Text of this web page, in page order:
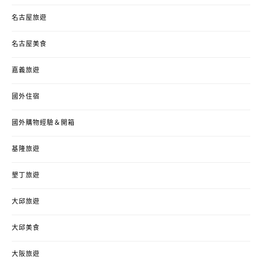
名古屋旅遊
名古屋美食
嘉義旅遊
國外住宿
國外購物經驗＆開箱
基隆旅遊
墾丁旅遊
大邱旅遊
大邱美食
大阪旅遊